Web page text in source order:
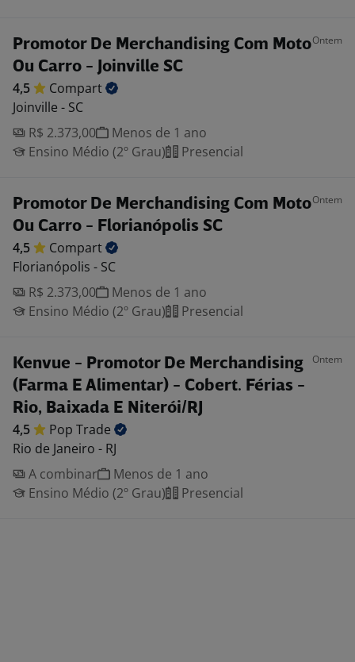
Promotor De Merchandising Com Moto
Ou Carro - Joinville SC
Ontem
4,5
Compart
Joinville - SC
R$ 2.373,00
Menos de 1 ano
Ensino Médio (2º Grau)
Presencial
Promotor De Merchandising Com Moto
Ou Carro - Florianópolis SC
Ontem
4,5
Compart
Florianópolis - SC
R$ 2.373,00
Menos de 1 ano
Ensino Médio (2º Grau)
Presencial
Kenvue - Promotor De Merchandising
(Farma E Alimentar) - Cobert. Férias -
Rio, Baixada E Niterói/RJ
Ontem
4,5 Pop Trade
Rio de Janeiro - RJ
A combinar
Menos de 1 ano
Ensino Médio (2º Grau)
Presencial